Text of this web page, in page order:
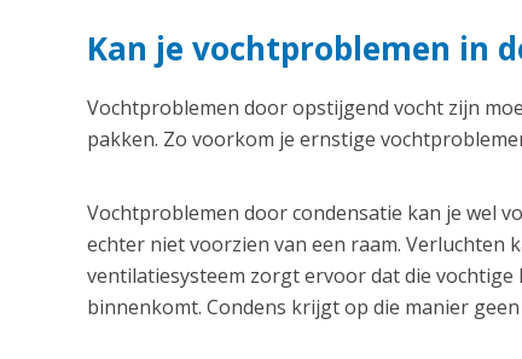
Kan je vochtproblemen in
Vochtproblemen door opstijgend vocht zijn
pakken. Zo voorkom je ernstige
Vochtproblemen door condensatie kan je wel
echter niet voorzien van een raam. Verluchten
ventilatiesysteem zorgt ervoor dat die
binnenkomt. Condens krijgt op die manier geen